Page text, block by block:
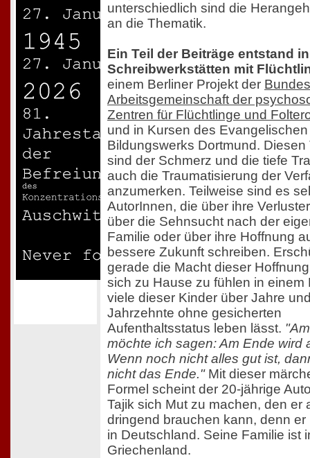
unterschiedlich sind die
an die Thematik.
Ein Teil der Beiträge entstand in
Schreibwerkstätten mit
einem Berliner Projekt der
Arbeitsgemeinschaft der
Zentren für Flüchtlinge und
und in Kursen des Evangelischen
Bildungswerks Dortmund. Diesen
sind der Schmerz und die tiefe
auch die Traumatisierung der
anzumerken. Teilweise sind es
AutorInnen, die über ihre
über die Sehnsucht nach der
Familie oder über ihre Hoffnung
bessere Zukunft schreiben.
gerade die Macht dieser
sich zu Hause zu fühlen in einem
viele dieser Kinder über Jahre
Jahrzehnte ohne gesicherten
Aufenthaltsstatus leben lässt.
möchte ich sagen: Am Ende wird
Wenn noch nicht alles gut ist,
nicht das Ende."Mit dieser
Formel scheint der 20-jährige
Tajik sich Mut zu machen, den er
dringend brauchen kann, denn er
in Deutschland. Seine Familie ist
Griechenland.